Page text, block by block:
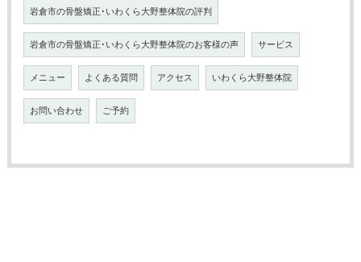
岩倉市の骨盤矯正･いわくら大野整体院の評判
岩倉市の骨盤矯正･いわくら大野整体院のお客様の声 サービス
メニュー よくある質問 アクセス いわくら大野整体院
お問い合わせ ご予約